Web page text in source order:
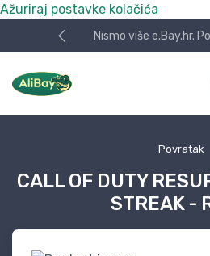
Ažuriraj postavke kolačića
Nismo više e.Bay.hr.
Povratak
CALL OF DUTY
STREAK -